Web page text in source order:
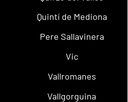
Quintí de Mediona
Pere Sallavinera
Vic
Vallromanes
Vallgorguina